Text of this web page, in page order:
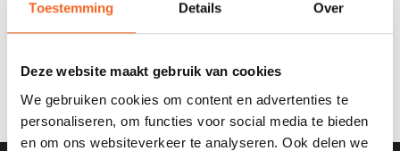
Toestemming Details Over
Deze website maakt gebruik van cookies
We gebruiken cookies om content en advertenties te
personaliseren, om functies voor social media te bieden
en om ons websiteverkeer te analyseren. Ook delen we
ORIGINALFIX SEALFIX PRO,
POLYMEERKIT